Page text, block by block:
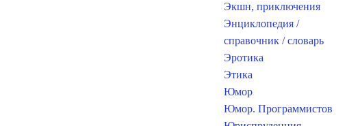
Экшн, приключения
Энциклопедия /
справочник / словарь
Эротика
Этика
Юмор
Юмор. Программистов